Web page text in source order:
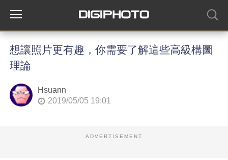
想讓照片更有趣，你需要了解這些高級構圖
理論
Hsuann
2019/05/05 19:01
ADVERTISEMENT